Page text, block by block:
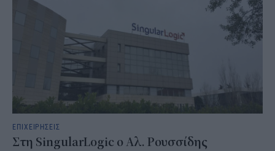
ΕΠΙΧΕΙΡΗΣΕΙΣ
Στη SingularLogic ο Αλ. Ρουσσίδης